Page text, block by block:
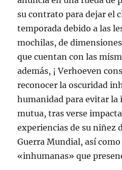
su contrato para dejar el
temporada debido a las
mochilas, de
que cuentan con las
además, ¡ Verhoeven
reconocer la oscuridad
humanidad para evitar
mutua, tras verse
experiencias de su niñez
Guerra Mundial, así como
«inhumanas» que